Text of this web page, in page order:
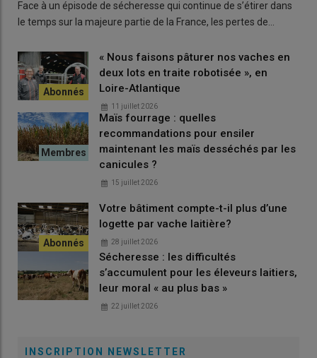
Face à un épisode de sécheresse qui continue de s’étirer dans
le temps sur la majeure partie de la France, les pertes de…
« Nous faisons pâturer nos vaches en
deux lots en traite robotisée », en
Loire-Atlantique
11 juillet 2026
Maïs fourrage : quelles
recommandations pour ensiler
maintenant les maïs desséchés par les
canicules ?
15 juillet 2026
Votre bâtiment compte-t-il plus d’une
logette par vache laitière?
28 juillet 2026
Sécheresse : les difficultés
s’accumulent pour les éleveurs laitiers,
leur moral « au plus bas »
22 juillet 2026
INSCRIPTION NEWSLETTER